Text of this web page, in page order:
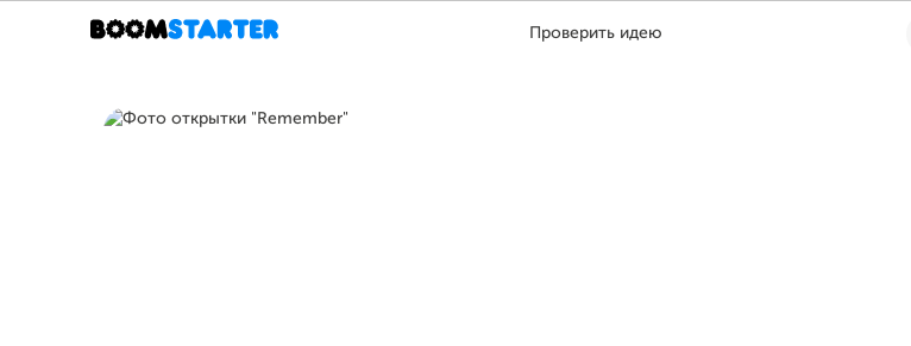
Проверить идею